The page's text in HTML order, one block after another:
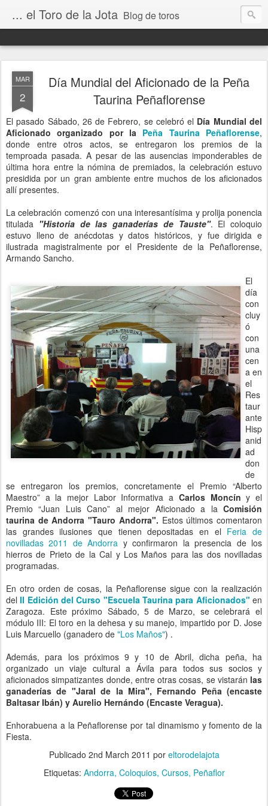
... el Toro de la Jota Blog de toros
MAR
2
Día Mundial del Aficionado de la Peña
Taurina Peñaflorense
El pasado Sábado, 26 de Febrero, se celebró el Día Mundial del
Aficionado organizado por la Peña Taurina Peñaflorense,
donde entre otros actos, se entregaron los premios de la
temproada pasada. A pesar de las ausencias imponderables de
última hora entre la nómina de premiados, la celebración estuvo
presidida por un gran ambiente entre muchos de los aficionados
allí presentes.
La celebración comenzó con una interesantísima y prolija ponencia
titulada "Historia de las ganaderías de Tauste". El coloquio
estuvo lleno de anécdotas y datos históricos, y fue dirigida e
ilustrada magistralmente por el Presidente de la Peñaflorense,
Armando Sancho.
El
día
con
cluy
ó
con
una
cen
a en
el
Res
taur
ante
Hisp
anid
ad
don
de
se entregaron los premios, concretamente el Premio “Alberto
Maestro” a la mejor Labor Informativa a Carlos Moncín y el
Premio “Juan Luis Cano” al mejor Aficionado a la Comisión
taurina de Andorra "Tauro Andorra". Estos últimos comentaron
las grandes ilusiones que tienen depositadas en el Feria de
novilladas 2011 de Andorra y confirmaron la presencia de los
hierros de Prieto de la Cal y Los Maños para las dos novilladas
programadas.
En otro orden de cosas, la Peñaflorense sigue con la realización
delII Edición del Curso "Escuela Taurina para Aficionados" en
Zaragoza. Este próximo Sábado, 5 de Marzo, se celebrará el
módulo III: El toro en la dehesa y su manejo, impartido por D. Jose
Luis Marcuello (ganadero de "Los Maños") .
Además, para los próximos 9 y 10 de Abril, dicha peña, ha
organizado un viaje cultural a Ávila para todos sus socios y
aficionados simpatizantes donde, entre otras cosas, se vistarán las
ganaderías de "Jaral de la Mira", Fernando Peña (encaste
Baltasar Ibán) y Aurelio Hernándo (Encaste Veragua).
Enhorabuena a la Peñaflorense por tal dinamismo y fomento de la
Fiesta.
Publicado 2nd March 2011 por eltorodelajota
Etiquetas: Andorra Coloquios Cursos Peñaflor